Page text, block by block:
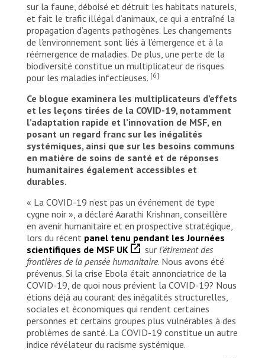
sur la faune, déboisé et détruit les habitats naturels,
et fait le trafic illégal d’animaux, ce qui a entraîné la
propagation d’agents pathogènes. Les changements
de l’environnement sont liés à l’émergence et à la
réémergence de maladies. De plus, une perte de la
biodiversité constitue un multiplicateur de risques
pour les maladies infectieuses. [6]
Ce blogue examinera les multiplicateurs d’effets
et les leçons tirées de la COVID-19, notamment
l’adaptation rapide et l’innovation de MSF, en
posant un regard franc sur les inégalités
systémiques, ainsi que sur les besoins communs
en matière de soins de santé et de réponses
humanitaires également accessibles et
durables.
« La COVID-19 n’est pas un événement de type
cygne noir », a déclaré Aarathi Krishnan, conseillère
en avenir humanitaire et en prospective stratégique,
lors du récent panel tenu pendant les Journées
scientifiques de MSF UK
sur l’étirement des
frontières de la pensée humanitaire. Nous avons été
prévenus. Si la crise Ebola était annonciatrice de la
COVID-19, de quoi nous prévient la COVID-19? Nous
étions déjà au courant des inégalités structurelles,
sociales et économiques qui rendent certaines
personnes et certains groupes plus vulnérables à des
problèmes de santé. La COVID-19 constitue un autre
indice révélateur du racisme systémique.